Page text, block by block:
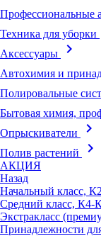
Профессиональные
Техника для уборки
Аксессуары keyboard_arrow_right
Автохимия и
Полировальные
Бытовая химия,
Опрыскиватели keyboard_arrow_right
Полив растений keyboard_arrow_right
АКЦИЯ
Назад
Начальный класс,
Средний класс, К4-
Экстракласс
Принадлежности